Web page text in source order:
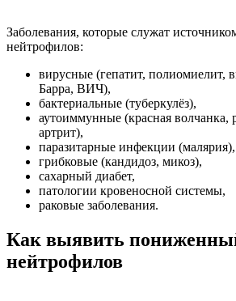
Заболевания, которые служат
нейтрофилов:
вирусные (гепатит, полиомиелит,
Барра, ВИЧ),
бактериальные (туберкулёз),
аутоиммунные (красная волчанка,
артрит),
паразитарные инфекции (малярия),
грибковые (кандидоз, микоз),
сахарный диабет,
патологии кровеносной системы,
раковые заболевания.
Как выявить
нейтрофилов